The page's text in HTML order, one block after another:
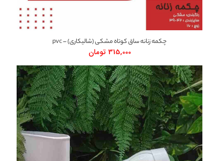
چکمه زنانه ساق کوتاه مشکی (شالیکاری) – pvc
315,000 تومان